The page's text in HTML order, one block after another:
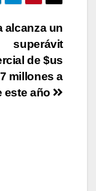
alcanza un
superávit
de $us
millones a
este año